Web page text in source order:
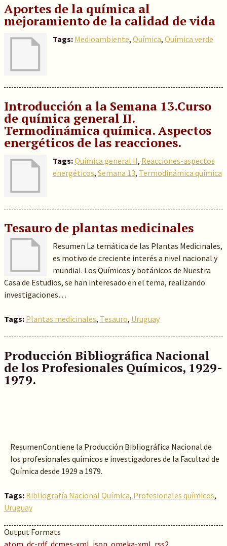
Aportes de la química al
mejoramiento de la calidad de vida
Tags: Medioambiente, Química, Química verde
Introducción a la Semana 13.Curso
de química general II.
Termodinámica química. Aspectos
energéticos de las reacciones.
Tags:Química general II, Reacciones-aspectos
energéticos, Semana 13, Termodinámica química
Tesauro de plantas medicinales
Resumen La temática de las Plantas Medicinales,
es motivo de creciente interés a nivel nacional y
mundial. Los Químicos y botánicos de Nuestra
Casa de Estudios, se han interesado en el tema, realizando
investigaciones…
Tags: Plantas medicinales, Tesauro, Uruguay
Producción Bibliográfica Nacional
de los Profesionales Químicos, 1929-
1979.
ResumenContiene la Producción Bibliográfica Nacional de
los profesionales químicos e investigadores de la Facultad de
Química desde 1929 a 1979.
Tags: Bibliografía Nacional Química, Profesionales químicos,
Uruguay
Output Formats
atom dc-rdf, dcmes-xml json omeka-xml rss2